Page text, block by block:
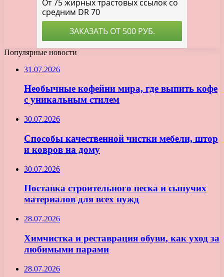
Популярные новости
31.07.2026
Необычные кофейни мира, где выпить кофе
с уникальным стилем
30.07.2026
Способы качественной чистки мебели, штор
и ковров на дому
30.07.2026
Поставка строительного песка и сыпучих
материалов для всех нужд
28.07.2026
Химчистка и реставрация обуви, как уход за
любимыми парами
28.07.2026